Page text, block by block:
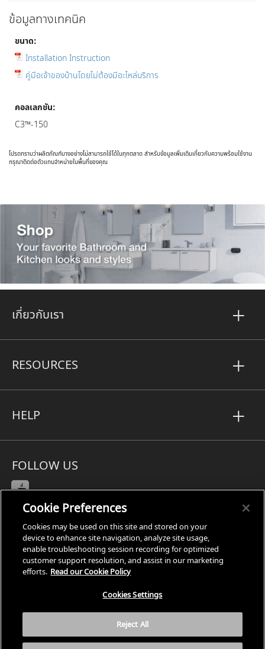
ข้อมูลทางเทคนิค
ขนาด:
Installation Instruction
คู่มือเจ้าของบ้านโดยไม่ต้องมีอะไหล่บริการ
คอลเลกชัน:
C3™-150
โปรดทราบว่าผลิตภัณฑ์บางอย่างไม่สามารถใช้ได้ในทุกตลาด สำหรับข้อมูลเพิ่มเติมเกี่ยวกับความพร้อมใช้งาน
กรุณาติดต่อตัวแทนจำหน่ายในพื้นที่ของคุณ
เกี่ยวกับเรา
RESOURCES
HELP
FOLLOW US
Subject Access Request
Privacy
Cookies Settings
Accessibility
Cookie Preferences
Cookies may be used on this site and stored on your
device to enhance site navigation, analyze site usage,
enable troubleshooting session recording for optimized
customer support resolution, and assist in our marketing
efforts. Read our Cookie Policy
Cookies Settings
Reject All